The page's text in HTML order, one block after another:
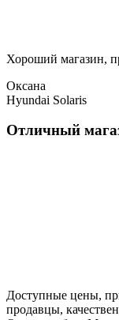
Хороший магазин,
Оксана
Hyundai Solaris
Отличный
Доступные цены,
продавцы,